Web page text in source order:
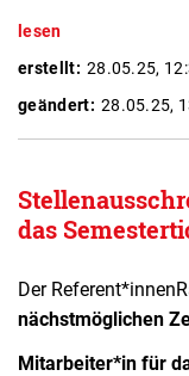
lesen
erstellt: 28.05.25,
geändert: 28.05.25,
das
Der
nächstmöglichen
Mitarbeiter*in für